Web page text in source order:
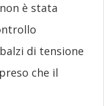
è stata
di tensione
che il